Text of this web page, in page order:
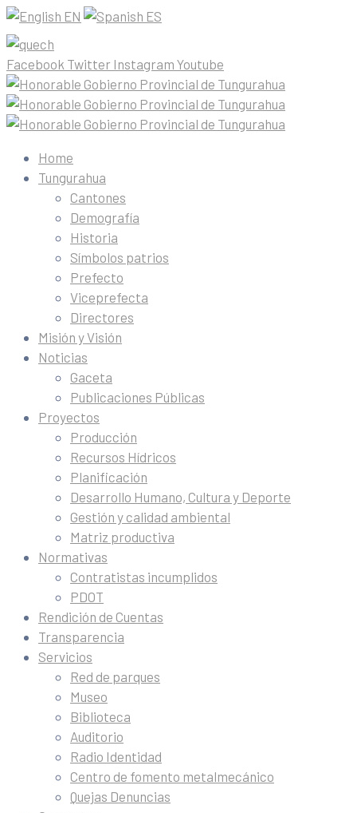
EN ES
Facebook Twitter Instagram Youtube
Home
Tungurahua
Cantones
Demografía
Historia
Símbolos patrios
Prefecto
Viceprefecta
Directores
Misión y Visión
Noticias
Gaceta
Publicaciones Públicas
Proyectos
Producción
Recursos Hídricos
Planificación
Desarrollo Humano, Cultura y Deporte
Gestión y calidad ambiental
Matriz productiva
Normativas
Contratistas incumplidos
PDOT
Rendición de Cuentas
Transparencia
Servicios
Red de parques
Museo
Biblioteca
Auditorio
Radio Identidad
Centro de fomento metalmecánico
Quejas Denuncias